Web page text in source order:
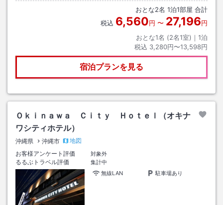
おとな2名 1泊1部屋 合計
税込 6,560円 〜 27,196円
おとな1名 (2名1室)｜ 1泊
税込 3,280円〜13,598円
宿泊プランを見る
Ｏｋｉｎａｗａ Ｃｉｔｙ Ｈｏｔｅｌ（オキナ
ワシティホテル）
沖縄県 沖縄市
地図
お客様アンケート評価
対象外
るるぶトラベル評価
集計中
無線LAN
駐車場あり